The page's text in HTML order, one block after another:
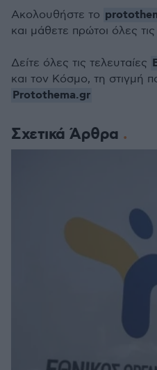
Σχετικά Άρθρα
Ακολουθήστε το
και μάθετε πρώτοι όλες τις
Δείτε όλες τις τελευταίες
και τον Κόσμο, τη στιγμή
Protothema.gr